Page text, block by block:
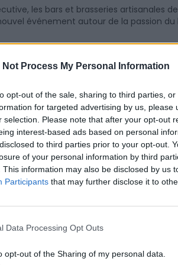
Not Process My Personal Information
opt-out of the sale, sharing to third parties,
for targeted advertising by us, please
selection. Please note that after your opt-out
interest-based ads based on personal
to third parties prior to your opt-out.
of your personal information by third
This information may also be disclosed by us
Participants that may further disclose it to
Data Processing Opt Outs
opt-out of the Sharing of my personal data.
les bars et brasseries artisanales
événement autour de la passion du
à Sète
de la Saint Louis à Sète, des
joutes et feu d'artifice sont au
les rues de Sète.
profiter de la Fiesta d'Eté du Crès pour
mais également, les soirées
enfants.
Plage
ce sont 2 jours de festivités à
2023, sur la plage du Pilou.